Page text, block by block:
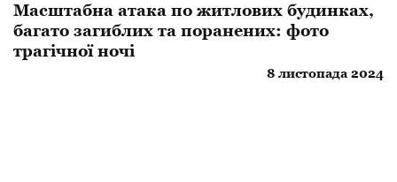
Масштабна атака по житлових будинках,
багато загиблих та поранених: фото
трагічної ночі
8 листопада 2024